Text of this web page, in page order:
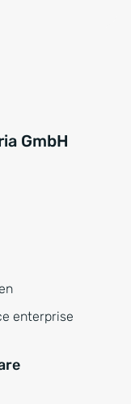
GmbH
enterprise